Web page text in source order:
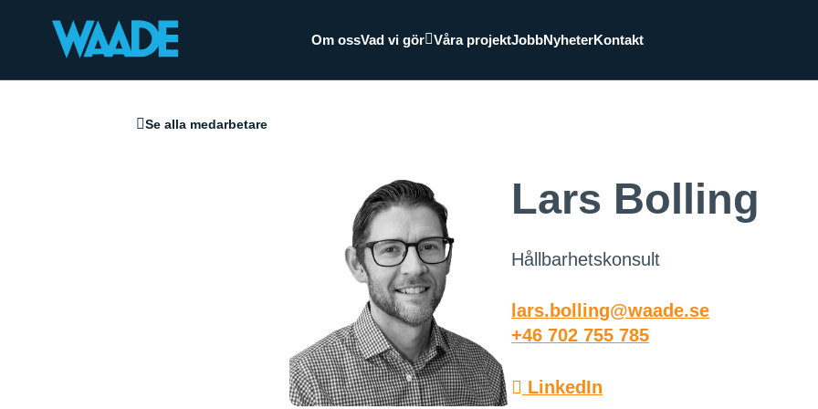
Om ossVad vi gör Våra projektJobbNyheterKontakt
Se alla medarbetare
Lars Bolling
Hållbarhetskonsult
lars.bolling@waade.se
+46 702 755 785
LinkedIn